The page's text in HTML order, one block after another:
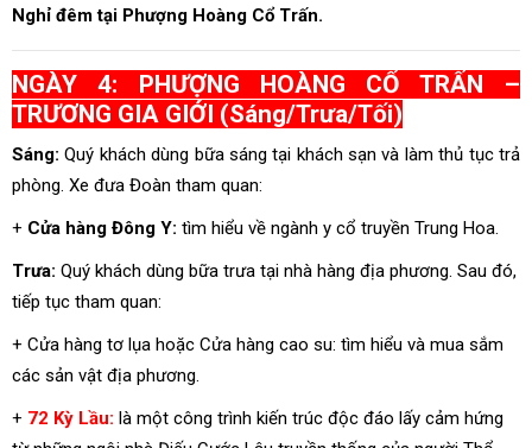
Nghỉ đêm tại Phượng Hoàng Cổ Trấn.
NGÀY 4: PHƯỢNG HOÀNG CỔ TRẤN –
TRƯƠNG GIA GIỚI (Sáng/Trưa/Tối)
Sáng:Quý khách dùng bữa sáng tại khách sạn và làm thủ tục trả
phòng. Xe đưa Đoàn tham quan:
+ Cửa hàng Đông Y: tìm hiểu về ngành y cổ truyền Trung Hoa.
Trưa: Quý khách dùng bữa trưa tại nhà hàng địa phương. Sau đó,
tiếp tục tham quan:
+ Cửa hàng tơ lụa hoặc Cửa hàng cao su: tìm hiểu và mua sắm
các sản vật địa phương.
+ 72 Kỳ Lầu: là một công trình kiến trúc độc đáo lấy cảm hứng